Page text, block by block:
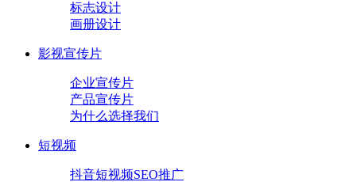
标志设计
画册设计
影视宣传片
企业宣传片
产品宣传片
为什么选择我们
短视频
抖音短视频SEO推广